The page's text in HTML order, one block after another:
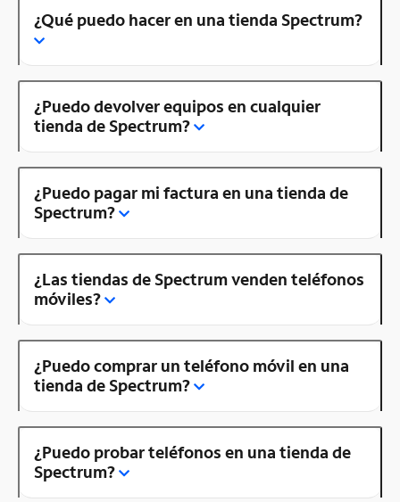
¿Qué puedo hacer en una tienda Spectrum?
¿Puedo devolver equipos en cualquier
tienda de Spectrum?
¿Puedo pagar mi factura en una tienda de
Spectrum?
¿Las tiendas de Spectrum venden teléfonos
móviles?
¿Puedo comprar un teléfono móvil en una
tienda de Spectrum?
¿Puedo probar teléfonos en una tienda de
Spectrum?